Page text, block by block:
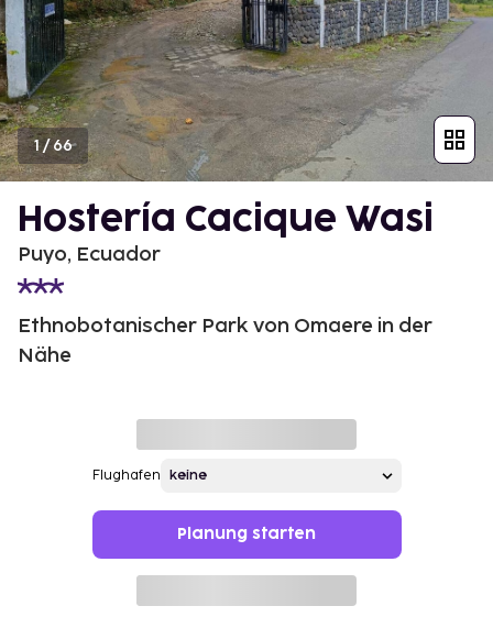
1/66
Hostería Cacique Wasi
Puyo, Ecuador
Ethnobotanischer Park von Omaere in der
Nähe
Flughafen
Planung starten